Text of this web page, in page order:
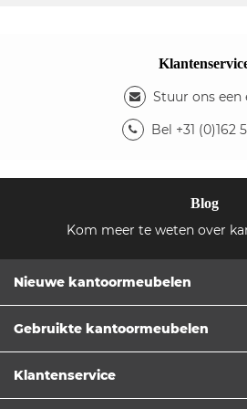
Stuur ons een
Bel +31 (0)162
Blog
Kom meer te weten over
Nieuwe kantoormeubelen
Gebruikte kantoormeubelen
Klantenservice